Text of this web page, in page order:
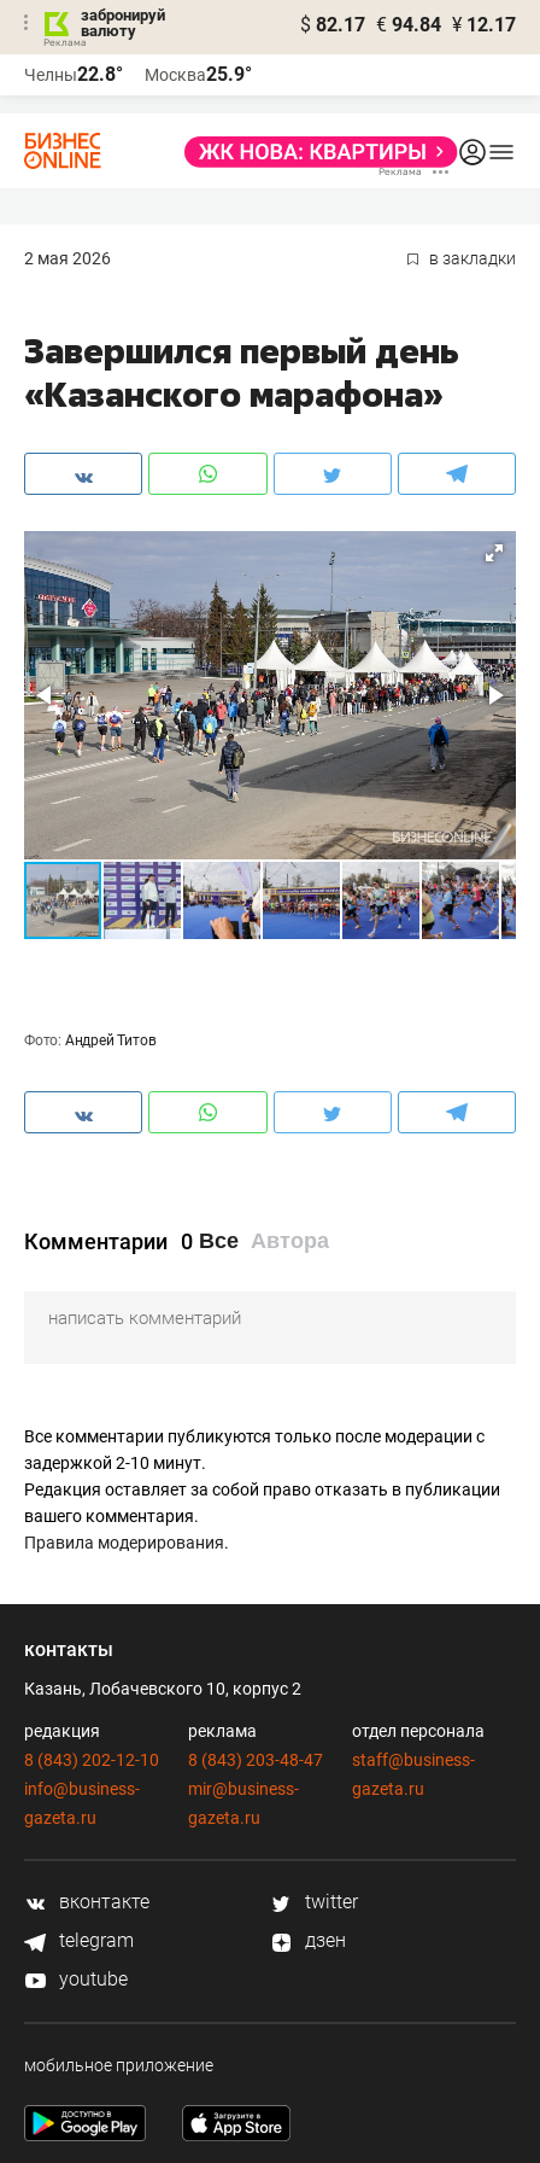
забронируй
валюту
$ 82.17 € 94.84 ¥ 12.17
Челны22.8° Москва25.9°
2 мая 2026 в закладки
Завершился первый день
«Казанского марафона»
Фото: Андрей Титов
Комментарии 0 Все Автора
Все комментарии публикуются только после модерации с
задержкой 2-10 минут.
Редакция оставляет за собой право отказать в публикации
вашего комментария.
Правила модерирования.
контакты
Казань, Лобачевского 10, корпус 2
редакция
8 (843) 202-12-10
info@business-
gazeta.ru
реклама
8 (843) 203-48-47
mir@business-
gazeta.ru
отдел персонала
staff@business-
gazeta.ru
вконтакте
twitter
telegram
дзен
youtube
мобильное приложение